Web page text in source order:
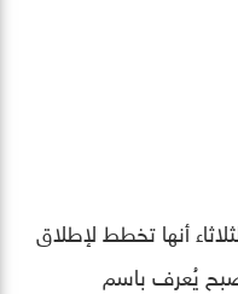
أنها تخطط لإطلاق
يُعرف باسم